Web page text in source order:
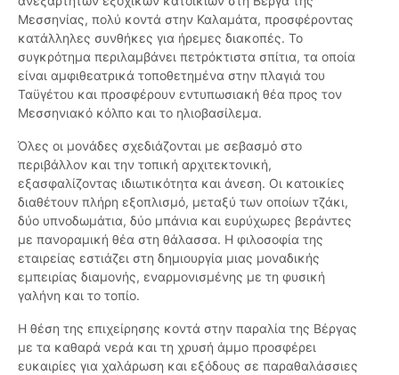
Μεσσηνίας, πολύ κοντά στην Καλαμάτα, προσφέροντας
κατάλληλες συνθήκες για ήρεμες διακοπές. Το
συγκρότημα περιλαμβάνει πετρόκτιστα σπίτια, τα οποία
είναι αμφιθεατρικά τοποθετημένα στην πλαγιά του
Ταϋγέτου και προσφέρουν εντυπωσιακή θέα προς τον
Μεσσηνιακό κόλπο και το ηλιοβασίλεμα.
Όλες οι μονάδες σχεδιάζονται με σεβασμό στο
περιβάλλον και την τοπική αρχιτεκτονική,
εξασφαλίζοντας ιδιωτικότητα και άνεση. Οι κατοικίες
διαθέτουν πλήρη εξοπλισμό, μεταξύ των οποίων τζάκι,
δύο υπνοδωμάτια, δύο μπάνια και ευρύχωρες βεράντες
με πανοραμική θέα στη θάλασσα. Η φιλοσοφία της
εταιρείας εστιάζει στη δημιουργία μιας μοναδικής
εμπειρίας διαμονής, εναρμονισμένης με τη φυσική
γαλήνη και το τοπίο.
Η θέση της επιχείρησης κοντά στην παραλία της Βέργας
με τα καθαρά νερά και τη χρυσή άμμο προσφέρει
ευκαιρίες για χαλάρωση και εξόδους σε παραθαλάσσιες